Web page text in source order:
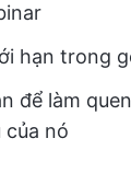
hạn trong
để làm
của nó